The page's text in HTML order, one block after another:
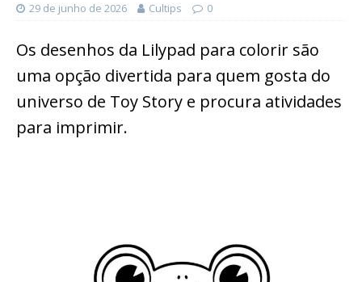
29 de junho de 2026 Cultips 0
Os desenhos da Lilypad para colorir são
uma opção divertida para quem gosta do
universo de Toy Story e procura atividades
para imprimir.